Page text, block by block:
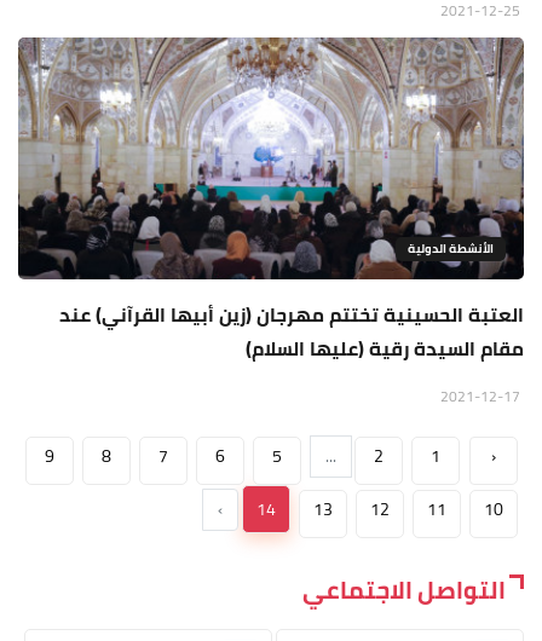
الأنشطة الدولية
العتبة الحسينية تختتم مهرجان (زين أبيها القرآني) عند
مقام السيدة رقية (عليها السلام)
‹
1
2
...
5
6
7
8
9
10
11
12
13
14
›
التواصل الاجتماعي